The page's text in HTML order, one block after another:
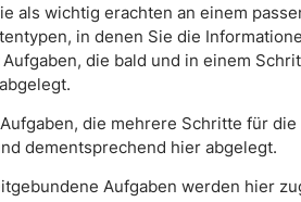
als wichtig erachten an einem
in denen Sie die
Aufgaben, die bald und in einem
Aufgaben, die mehrere Schritte für
dementsprechend hier abgelegt.
Aufgaben werden hier